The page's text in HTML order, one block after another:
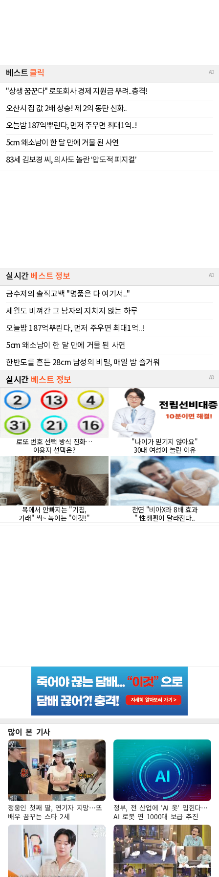
많이 본 기사
정웅인 첫째 딸, 연기자 지망…또
배우 꿈꾸는 스타 2세
정부, 전 산업에 'AI 옷' 입힌다…
AI 로봇 연 1000대 보급 추진